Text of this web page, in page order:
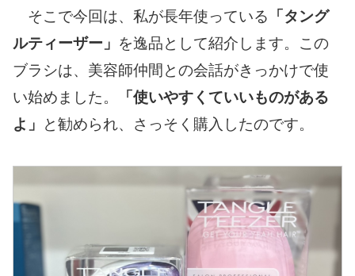
そこで今回は、私が長年使っている 「タング
ルティーザー」 を逸品として紹介します。この
ブラシは、美容師仲間との会話がきっかけで使
い始めました。
「使いやすくていいものがある
よ」
と勧められ、さっそく購入したのです。